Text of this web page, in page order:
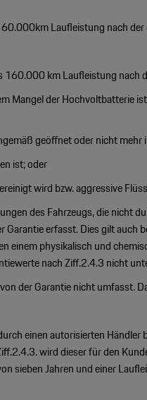
Laufleistung nach
km Laufleistung nach
Mangel der Hochvoltbatterie
geöffnet oder nicht
ist; oder
wird bzw. aggressive
des Fahrzeugs, die nicht
erfasst. Dies gilt
einem physikalisch und
nach Ziff.2.4.3 nicht
der Garantie nicht umfasst.
einen autorisierten
wird dieser für den
sieben Jahren und einer